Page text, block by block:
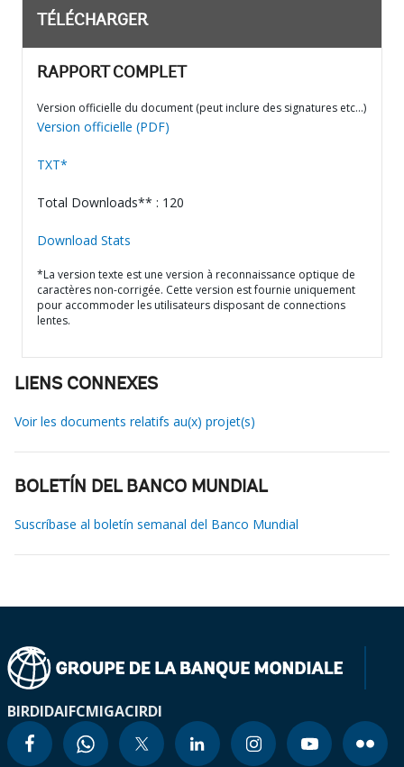
TÉLÉCHARGER
RAPPORT COMPLET
Version officielle du document (peut inclure des signatures etc…)
Version officielle (PDF)
TXT*
Total Downloads** : 120
Download Stats
*La version texte est une version à reconnaissance optique de
caractères non-corrigée. Cette version est fournie uniquement
pour accommoder les utilisateurs disposant de connections
lentes.
LIENS CONNEXES
Voir les documents relatifs au(x) projet(s)
BOLETÍN DEL BANCO MUNDIAL
Suscríbase al boletín semanal del Banco Mundial
BIRDIDAIFCMIGACIRDI